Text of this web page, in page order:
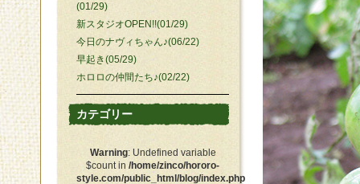
(01/29)
新スタジオOPEN!!(01/29)
今日のナヴィちゃん♪(06/22)
早起き(05/29)
ホロロの仲間たち♪(02/22)
カテゴリー
Warning: Undefined variable
$count in /home/zinco/hororo-
style.com/public_html/blog/index.php